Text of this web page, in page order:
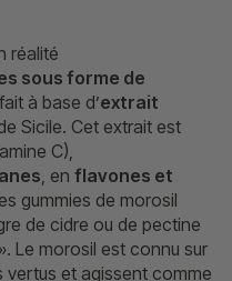
réalité
sous forme de
à base d’extrait
Sicile. Cet extrait est
C),
, en flavones et
gummies de morosil
de cidre ou de pectine
Le morosil est connu sur
vertus et agissent comme